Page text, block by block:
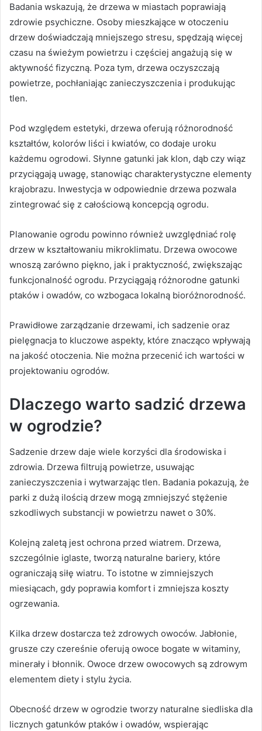
Badania wskazują, że drzewa w miastach poprawiają
zdrowie psychiczne. Osoby mieszkające w otoczeniu
drzew doświadczają mniejszego stresu, spędzają więcej
czasu na świeżym powietrzu i częściej angażują się w
aktywność fizyczną. Poza tym, drzewa oczyszczają
powietrze, pochłaniając zanieczyszczenia i produkując
tlen.
Pod względem estetyki, drzewa oferują różnorodność
kształtów, kolorów liści i kwiatów, co dodaje uroku
każdemu ogrodowi. Słynne gatunki jak klon, dąb czy wiąz
przyciągają uwagę, stanowiąc charakterystyczne elementy
krajobrazu. Inwestycja w odpowiednie drzewa pozwala
zintegrować się z całościową koncepcją ogrodu.
Planowanie ogrodu powinno również uwzględniać rolę
drzew w kształtowaniu mikroklimatu. Drzewa owocowe
wnoszą zarówno piękno, jak i praktyczność, zwiększając
funkcjonalność ogrodu. Przyciągają różnorodne gatunki
ptaków i owadów, co wzbogaca lokalną bioróżnorodność.
Prawidłowe zarządzanie drzewami, ich sadzenie oraz
pielęgnacja to kluczowe aspekty, które znacząco wpływają
na jakość otoczenia. Nie można przecenić ich wartości w
projektowaniu ogrodów.
Dlaczego warto sadzić drzewa
w ogrodzie?
Sadzenie drzew daje wiele korzyści dla środowiska i
zdrowia. Drzewa filtrują powietrze, usuwając
zanieczyszczenia i wytwarzając tlen. Badania pokazują, że
parki z dużą ilością drzew mogą zmniejszyć stężenie
szkodliwych substancji w powietrzu nawet o 30%.
Kolejną zaletą jest ochrona przed wiatrem. Drzewa,
szczególnie iglaste, tworzą naturalne bariery, które
ograniczają siłę wiatru. To istotne w zimniejszych
miesiącach, gdy poprawia komfort i zmniejsza koszty
ogrzewania.
Kilka drzew dostarcza też zdrowych owoców. Jabłonie,
grusze czy czereśnie oferują owoce bogate w witaminy,
minerały i błonnik. Owoce drzew owocowych są zdrowym
elementem diety i stylu życia.
Obecność drzew w ogrodzie tworzy naturalne siedliska dla
licznych gatunków ptaków i owadów, wspierając